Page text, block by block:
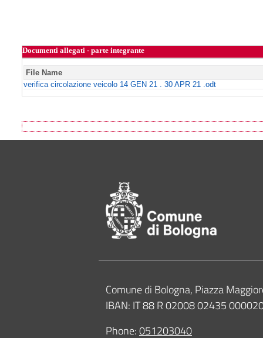
Documenti allegati - parte integrante
File Name
verifica circolazione veicolo 14 GEN 21 . 30 APR 21 .odt
Contacts
Comune di Bologna, Piazza
IBAN: IT 88 R 02008 02435
Phone:051203040